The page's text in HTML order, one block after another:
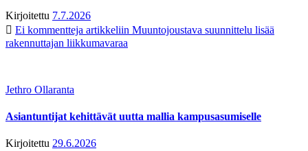
Kirjoitettu 7.7.2026
Ei kommentteja artikkeliin Muuntojoustava suunnittelu lisää
rakennuttajan liikkumavaraa
Jethro Ollaranta
Asiantuntijat kehittävät uutta mallia kampusasumiselle
Kirjoitettu 29.6.2026